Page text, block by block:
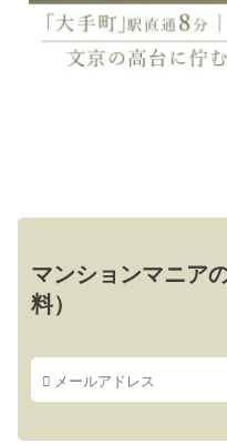
マンションマニア
料）